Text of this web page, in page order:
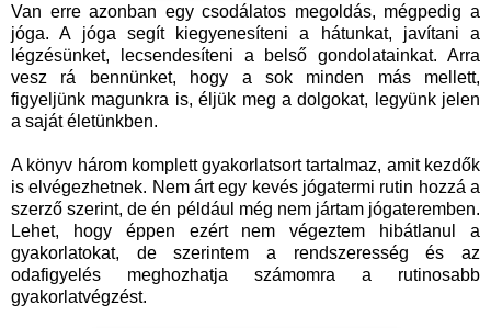
Van erre azonban egy csodálatos megoldás, mégpedig a
jóga. A jóga segít kiegyenesíteni a hátunkat, javítani a
légzésünket, lecsendesíteni a belső gondolatainkat. Arra
vesz rá bennünket, hogy a sok minden más mellett,
figyeljünk magunkra is, éljük meg a dolgokat, legyünk jelen
a saját életünkben.
A könyv három komplett gyakorlatsort tartalmaz, amit kezdők
is elvégezhetnek. Nem árt egy kevés jógatermi rutin hozzá a
szerző szerint, de én például még nem jártam jógateremben.
Lehet, hogy éppen ezért nem végeztem hibátlanul a
gyakorlatokat, de szerintem a rendszeresség és az
odafigyelés meghozhatja számomra a rutinosabb
gyakorlatvégzést.